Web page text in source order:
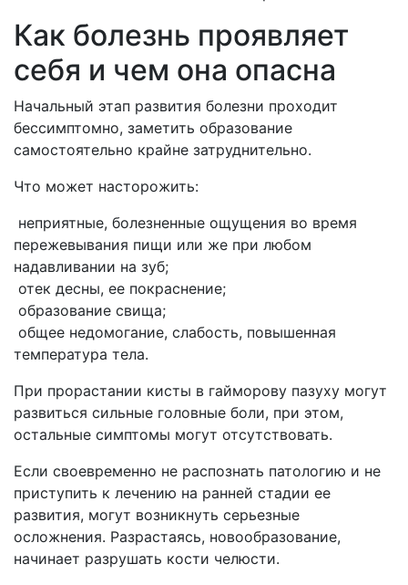
Как болезнь проявляет
себя и чем она опасна
Начальный этап развития болезни проходит
бессимптомно, заметить образование
самостоятельно крайне затруднительно.
Что может насторожить:
неприятные, болезненные ощущения во время
пережевывания пищи или же при любом
надавливании на зуб;
отек десны, ее покраснение;
образование свища;
общее недомогание, слабость, повышенная
температура тела.
При прорастании кисты в гайморову пазуху могут
развиться сильные головные боли, при этом,
остальные симптомы могут отсутствовать.
Если своевременно не распознать патологию и не
приступить к лечению на ранней стадии ее
развития, могут возникнуть серьезные
осложнения. Разрастаясь, новообразование,
начинает разрушать кости челюсти.